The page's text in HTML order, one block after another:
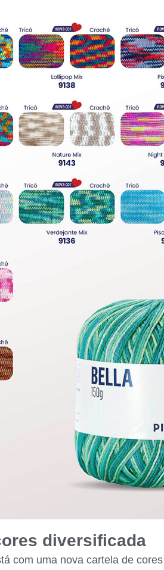
diversificada
com uma nova cartela de